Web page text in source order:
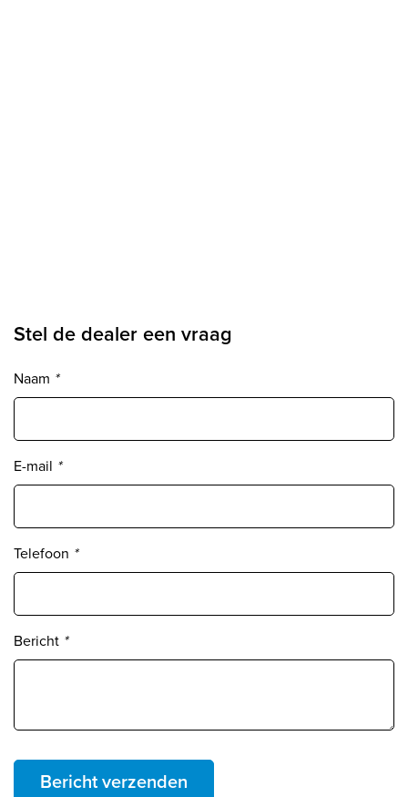
Stel de dealer een vraag
Naam *
E-mail *
Telefoon *
Bericht *
Bericht verzenden